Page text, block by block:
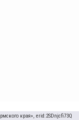
края», erid:2SDnjcfi73Q